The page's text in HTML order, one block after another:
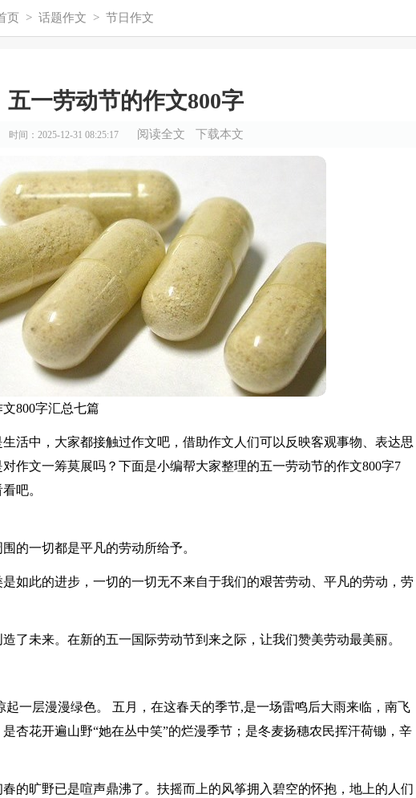
页 > 话题作文 > 节日作文
五一劳动节的作文800字
时间：2025-12-31 08:25:17 阅读全文 下载本文
800字汇总七篇
活中，大家都接触过作文吧，借助作文人们可以反映客观事物、表达思
作文一筹莫展吗？下面是小编帮大家整理的五一劳动节的作文800字7
吧。
的一切都是平凡的劳动所给予。
如此的进步，一切的一切无不来自于我们的艰苦劳动、平凡的劳动，劳
了未来。在新的五一国际劳动节到来之际，让我们赞美劳动最美丽。
起一层漫漫绿色。 五月，在这春天的季节,是一场雷鸣后大雨来临，南飞
杏花开遍山野“她在丛中笑”的烂漫季节；是冬麦扬穗农民挥汗荷锄，辛
的旷野已是喧声鼎沸了。扶摇而上的风筝拥入碧空的怀抱，地上的人们